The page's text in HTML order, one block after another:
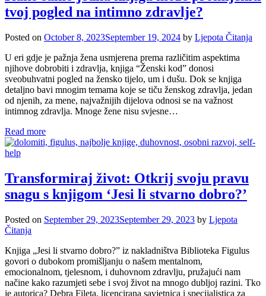
tvoj pogled na intimno zdravlje?
Posted on October 8, 2023September 19, 2024 by Ljepota Čitanja
U eri gdje je pažnja žena usmjerena prema različitim aspektima
njihove dobrobiti i zdravlja, knjiga “Ženski kod” donosi
sveobuhvatni pogled na žensko tijelo, um i dušu. Dok se knjiga
detaljno bavi mnogim temama koje se tiču ženskog zdravlja, jedan
od njenih, za mene, najvažnijih dijelova odnosi se na važnost
intimnog zdravlja. Mnoge žene nisu svjesne…
Read more
Transformiraj život: Otkrij svoju pravu
snagu s knjigom ‘Jesi li stvarno dobro?’
Posted on September 29, 2023September 29, 2023 by Ljepota
Čitanja
Knjiga „Jesi li stvarno dobro?” iz nakladništva Biblioteka Figulus
govori o dubokom promišljanju o našem mentalnom,
emocionalnom, tjelesnom, i duhovnom zdravlju, pružajući nam
načine kako razumjeti sebe i svoj život na mnogo dubljoj razini. Tko
je autorica? Debra Fileta, licencirana savjetnica i specijalistica za